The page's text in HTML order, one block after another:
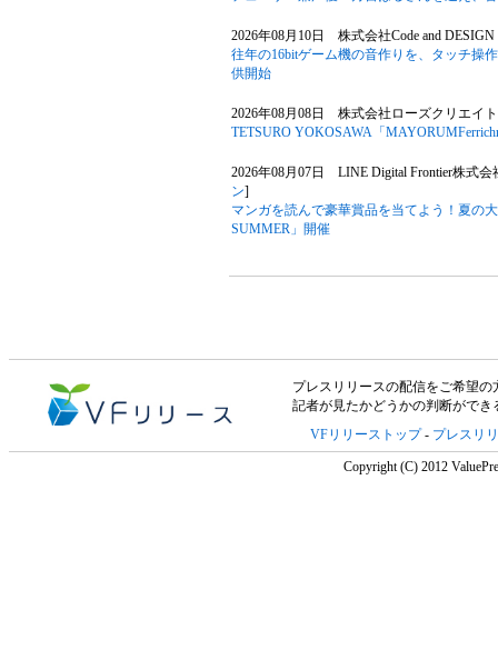
2026年08月10日 株式会社Code and
往年の16bitゲーム機の音作りを、タッチ操
供開始
2026年08月08日 株式会社ローズクリエイ
TETSURO YOKOSAWA「
2026年08月07日 LINE Digital Frontier株式
ン]
マンガを読んで豪華賞品を当てよう！夏の
SUMMER」開催
プレスリリースの配信をご希望の
記者が見たかどうかの判断がで
VFリリーストップ- プレスリ
Copyright (C) 2012